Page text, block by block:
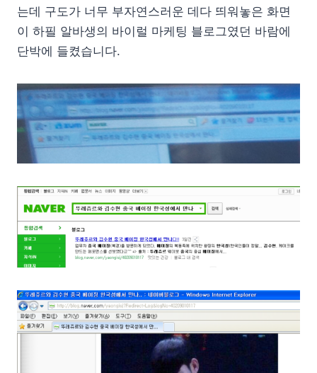
는데 구도가 너무 부자연스러운 데다 띄워놓은 화면
이 하필 알바생의 바이럴 마케팅 블로그였던 바람에
단박에 들켰습니다.